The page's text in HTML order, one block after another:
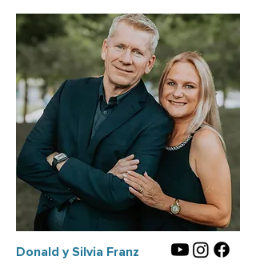
Donald y Silvia Franz